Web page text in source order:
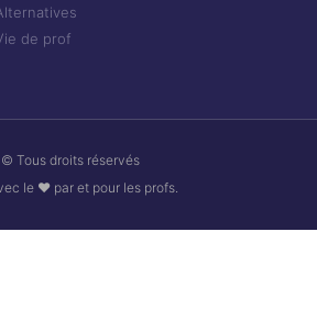
de prof
© Tous droits réservés
le ❤ par et pour les profs.